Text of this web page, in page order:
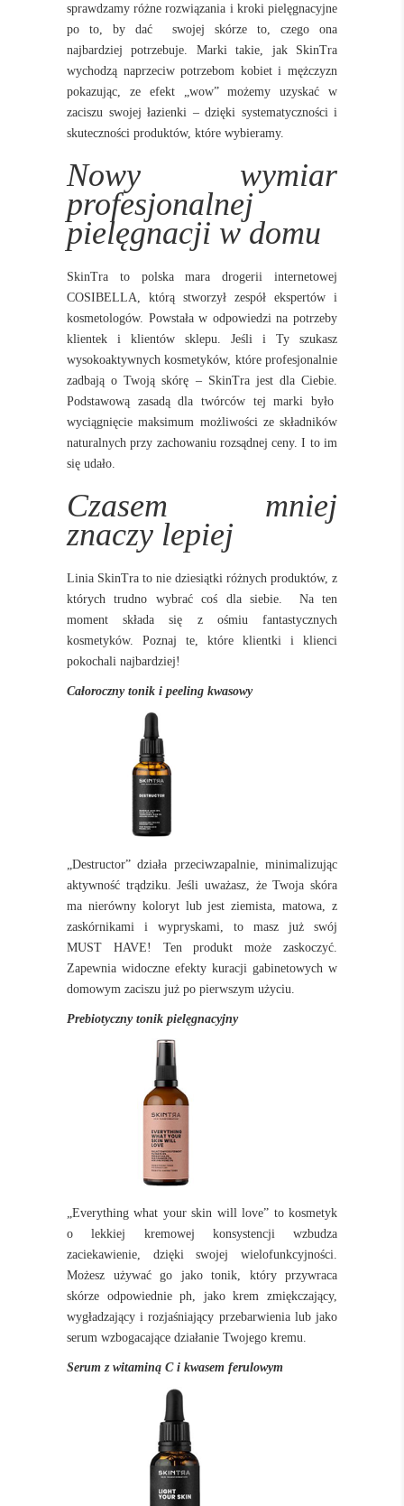
sprawdzamy różne rozwiązania i kroki pielęgnacyjne
po to, by dać
swojej skórze to, czego ona
najbardziej potrzebuje. Marki takie, jak SkinTra
wychodzą naprzeciw potrzebom kobiet i mężczyzn
pokazując, ze efekt „wow” możemy uzyskać w
zaciszu swojej łazienki – dzięki systematyczności i
skuteczności produktów, które wybieramy.
Nowy wymiar
profesjonalnej
pielęgnacji w domu
SkinTra to polska mara drogerii internetowej
COSIBELLA, którą stworzył zespół ekspertów i
kosmetologów. Powstała w odpowiedzi na potrzeby
klientek i klientów sklepu. Jeśli i Ty szukasz
wysokoaktywnych kosmetyków, które profesjonalnie
zadbają o Twoją skórę – SkinTra jest dla Ciebie.
Podstawową zasadą dla twórców tej marki było
wyciągnięcie maksimum możliwości ze składników
naturalnych przy zachowaniu rozsądnej ceny. I to im
się udało.
Czasem mniej
znaczy lepiej
Linia SkinTra to nie dziesiątki różnych produktów, z
których trudno wybrać coś dla siebie.
Na ten
moment składa się z ośmiu fantastycznych
kosmetyków. Poznaj te, które klientki i klienci
pokochali najbardziej!
Całoroczny tonik i peeling kwasowy
„Destructor” działa przeciwzapalnie, minimalizując
aktywność trądziku. Jeśli uważasz, że Twoja skóra
ma nierówny koloryt lub jest ziemista, matowa, z
zaskórnikami i wypryskami, to masz już swój
MUST HAVE! Ten produkt może zaskoczyć.
Zapewnia widoczne efekty kuracji gabinetowych w
domowym zaciszu już po pierwszym użyciu.
Prebiotyczny tonik pielęgnacyjny
„Everything what your skin will love” to kosmetyk
o lekkiej kremowej konsystencji wzbudza
zaciekawienie, dzięki swojej wielofunkcyjności.
Możesz używać go jako tonik, który przywraca
skórze odpowiednie ph, jako krem zmiękczający,
wygładzający i rozjaśniający przebarwienia lub jako
serum wzbogacające działanie Twojego kremu.
Serum z witaminą Ci kwasem ferulowym